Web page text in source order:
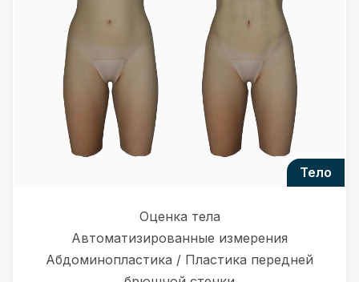
тело
Оценка тела
Автоматизированные измерения
Абдоминопластика / Пластика передней